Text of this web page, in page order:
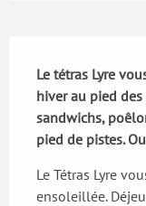
Le tétras Lyre
hiver au pied des
sandwichs,
pied de pistes.
Le Tétras Lyre
ensoleillée.